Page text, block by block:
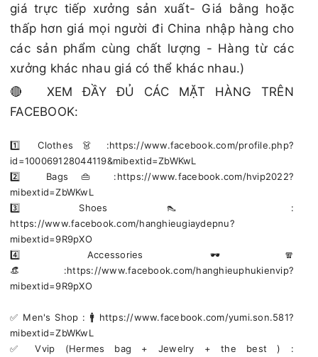
giá trực tiếp xưởng sản xuất- Giá bằng hoặc
thấp hơn giá mọi người đi China nhập hàng cho
các sản phẩm cùng chất lượng - Hàng từ các
xưởng khác nhau giá có thể khác nhau.)
🔴 XEM ĐẦY ĐỦ CÁC MẶT HÀNG TRÊN
FACEBOOK:
1️⃣ Clothes 👗 :https://www.facebook.com/profile.php?
id=100069128044119&mibextid=ZbWKwL
2️⃣ Bags 👜 :https://www.facebook.com/hvip2022?
mibextid=ZbWKwL
3️⃣ Shoes 👠 :
https://www.facebook.com/hanghieugiaydepnu?
mibextid=9R9pXO
4️⃣ Accessories 🕶🧣
👒:https://www.facebook.com/hanghieuphukienvip?
mibextid=9R9pXO
✅️ Men's Shop : 🚹 https://www.facebook.com/yumi.son.581?
mibextid=ZbWKwL
✅️ Vvip (Hermes bag + Jewelry + the best ) :